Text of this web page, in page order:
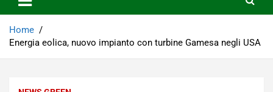
Home
Energia eolica, nuovo impianto con turbine Gamesa negli USA